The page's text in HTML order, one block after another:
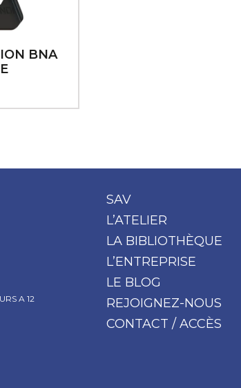
BNA
A 12
SAV
L’ATELIER
LA BIBLIOTHÈQUE
L’ENTREPRISE
LE BLOG
REJOIGNEZ-NOUS
CONTACT / ACCÈS